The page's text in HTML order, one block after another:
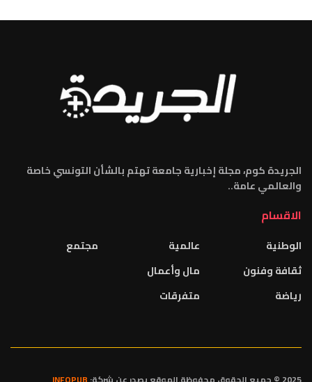
الجريدة كوم، مجلة إخبارية جامعة تهتم بالشأن التونسي خاصة
والعالمي عامة..
الاقسام
الوطنية
ثقافة وفنون
رياضة
عالمية
مال وأعمال
متفرقات
مجتمع